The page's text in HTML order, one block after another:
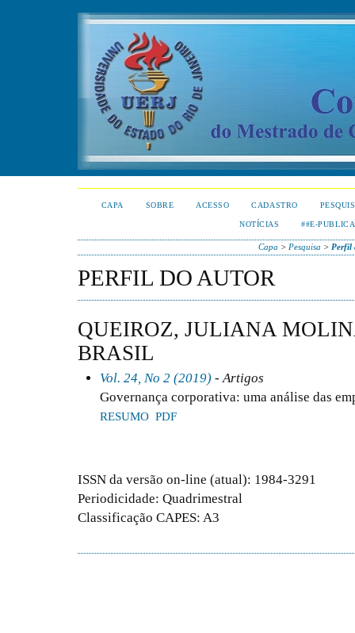
CAPA SOBRE ACESSO CADASTRO
NOTÍCIAS ##E-
Capa > Pesquisa > Perfil
PERFIL DO AUTOR
QUEIROZ, JULIANA
BRASIL
Vol. 24, No 2 (2019) - Artigos
Governança corporativa: uma análise das
RESUMO PDF
ISSN da versão on-line (atual): 1984-3291
Periodicidade: Quadrimestral
Classificação CAPES: A3